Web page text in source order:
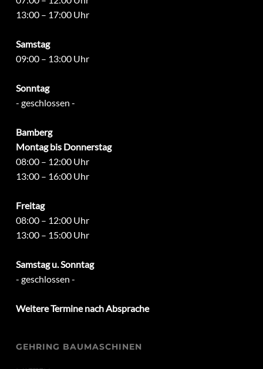
13:00 – 17:00 Uhr
Samstag
09:00 – 13:00 Uhr
Sonntag
- geschlossen -
Bamberg
Montag bis Donnerstag
08:00 – 12:00 Uhr
13:00 – 16:00 Uhr
Freitag
08:00 – 12:00 Uhr
13:00 – 15:00 Uhr
Samstag u. Sonntag
- geschlossen -
Weitere Termine nach Absprache
GEHRING BAUMASCHINEN